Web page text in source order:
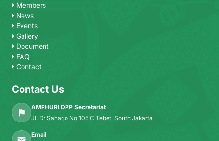
Members
News
Events
Gallery
Document
FAQ
Contact
Contact Us
AMPHURI DPP Secretariat
Jl. Dr Saharjo No 105 C Tebet, South Jakarta
Email